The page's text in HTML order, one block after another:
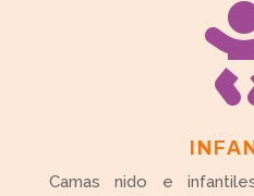
Camas nido e